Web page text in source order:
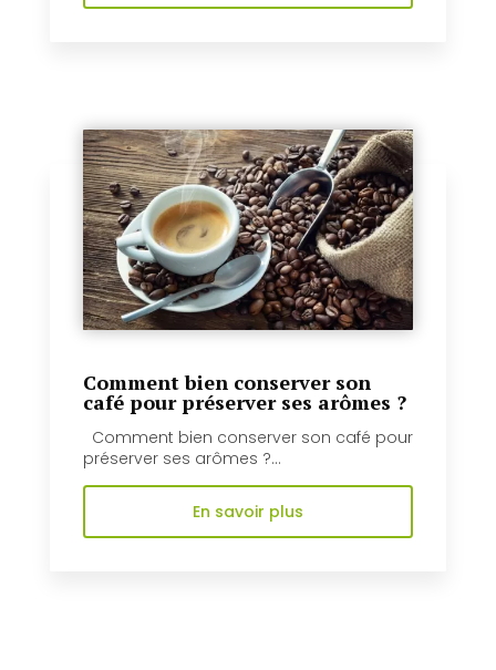
Comment bien conserver son
café pour préserver ses arômes ?
Comment bien conserver son café pour
préserver ses arômes ?...
En savoir plus